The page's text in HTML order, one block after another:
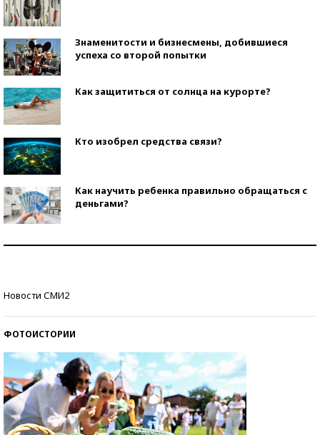
Знаменитости и бизнесмены, добившиеся
успеха со второй попытки
Как защититься от солнца на курорте?
Кто изобрел средства связи?
Как научить ребенка правильно обращаться с
деньгами?
Новости СМИ2
ФОТОИСТОРИИ